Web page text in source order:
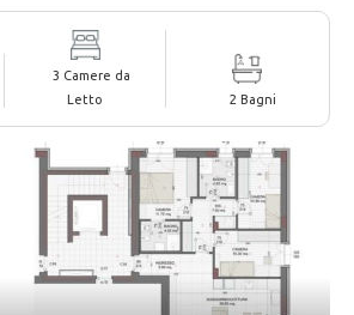
3 Camere da
Letto
2 Bagni